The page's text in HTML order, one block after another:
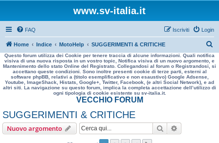
www.sv-italia.it
FAQ Login
Iscriviti
Home Indice MotoHelp SUGGERIMENTI & CRITICHE
e
r
a
Questo forum utilizza dei Cookie per tenere traccia di alcune informazioni. Quali notifica
visiva di una nuova risposta in un vostro topic, Notifica visiva di un nuovo argomento, e
Mantenimento dello stato Online del Registrato. Collegandosi al forum o Registrandosi, si
accettano queste condizioni. Sono inoltre presenti cookie di terze parti, esterni al
software phpBB, relativi a (titolo esemplificativo e non esaustivo) Google Adsense,
Youtube, ImageShack, Histats, Google+, Twitter, Facebook, (e altri Social Network), e ad
altri siti. La navigazione su questo forum, implica la completa accettazione dell’utilizzo di
ogni tipologia di cookie esistente su sv-italia.it.
VECCHIO FORUM
SUGGERIMENTI & CRITICHE
Nuovo argomento Cerca